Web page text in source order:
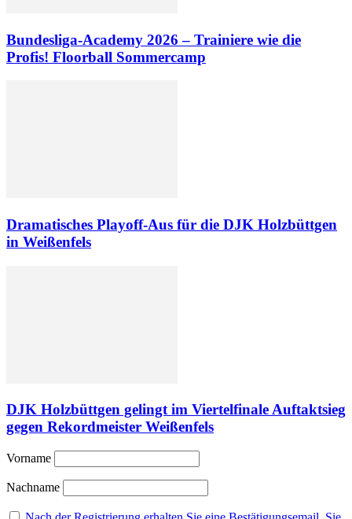
Bundesliga-Academy 2026 – Trainiere wie die
Profis! Floorball Sommercamp
Dramatisches Playoff-Aus für die DJK Holzbüttgen
in Weißenfels
DJK Holzbüttgen gelingt im Viertelfinale Auftaktsieg
gegen Rekordmeister Weißenfels
Vorname
Nachname